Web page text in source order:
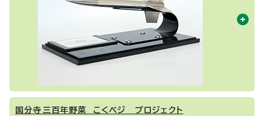
国分寺三百年野菜 こくベジ プロジェクト